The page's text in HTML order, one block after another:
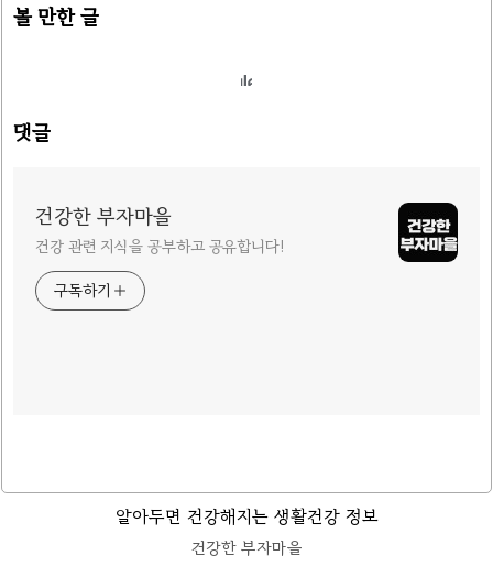
볼 만한 글
댓글
건강한 부자마을
건강 관련 지식을 공부하고 공유합니다!
구독하기
알아두면 건강해지는 생활건강 정보
건강한 부자마을